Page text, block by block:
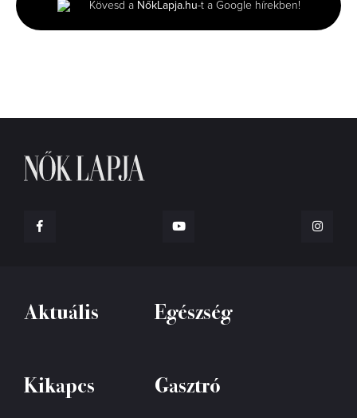
1
second
Kövesd a NőkLapja.hu-t a Google hírekben!
Aktuális Egészség
Kikapcs Gasztró